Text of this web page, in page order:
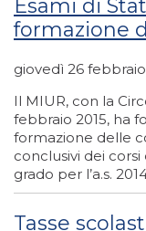
Esami di
formazione
giovedì 26 febbraio
Il MIUR, con la
febbraio 2015, ha
formazione delle
conclusivi dei corsi
grado per l’a.s.
Tasse